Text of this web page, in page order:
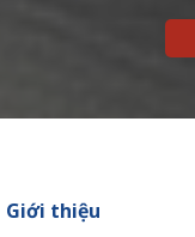
Giới thiệu